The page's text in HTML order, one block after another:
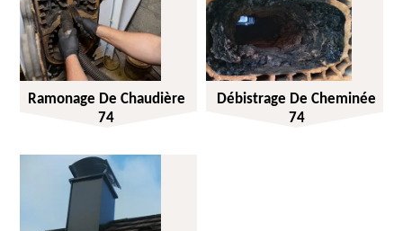
Ramonage De Chaudière
74
Débistrage De Cheminée
74